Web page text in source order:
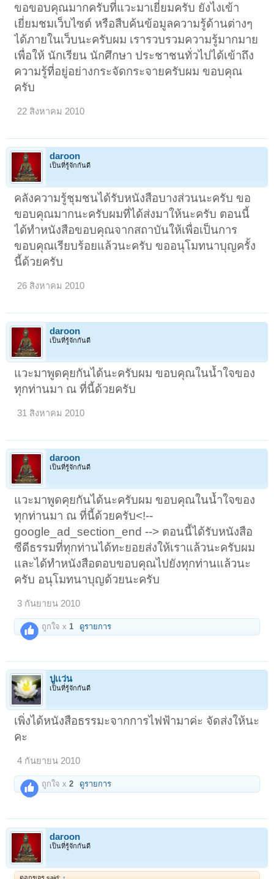
ขอขอบคุณมากครับที่แวะมาเยี่ยมครับ ยังไงเข้า
เยี่ยมชมเว็บไซต์ หรือสืบค้นข้อมูลความรู้ด้านต่างๆ
ได้ภายในเว็บนะครับผม เรารวบรวมความรู้มากมาย
เพื่อให้ นักเรียน นักศึกษา ประชาชนทั่วไปได้เข้าถึง
ความรู้ที่อยู่อย่างกระจัดกระจายครับผม ขอบคุณ
ครับ
22 สิงหาคม 2010
daroon
เป็นที่รู้จักกันดี
คลังความรู้ชุมชนได้รับหนังสือบางส่วนนะครับ ขอ
ขอบคุณมากนะครับผมที่ได้ส่งมาให้นะครับ ตอนนี้
ได้ทำหนังสือขอบคุณจากสถาบันให้เพื่อเป็นการ
ขอบคุณเรียบร้อยแล้วนะครับ ขออนุโมทนาบุญครั้ง
นี้ด้วยครับ
26 สิงหาคม 2010
daroon
เป็นที่รู้จักกันดี
แวะมาพูดคุยกันได้นะครับผม ขอบคุณในน้ำใจของ
ทุกท่านมา ณ ที่นี้ด้วยครับ
31 สิงหาคม 2010
daroon
เป็นที่รู้จักกันดี
แวะมาพูดคุยกันได้นะครับผม ขอบคุณในน้ำใจของ
ทุกท่านมา ณ ที่นี้ด้วยครับ<!--
google_ad_section_end --> ตอนนี้ได้รับหนังสือ
ซีดีธรรมที่ทุกท่านได้ทะยอยส่งให้เราแล้วนะครับผม
และได้ทำหนังสือตอบขอบคุณไปยังทุกท่านแล้วนะ
ครับ อนุโมทนาบุญด้วยนะครับ
3 กันยายน 2010
ถูกใจ x 1 ดูรายการ
ปูเเว่น
เป็นที่รู้จักกันดี
เพิ่งได้หนังสือธรรมะจากการไฟฟ้ามาค่ะ จัดส่งให้นะ
คะ
4 กันยายน 2010
ถูกใจ x2 ดูรายการ
daroon
เป็นที่รู้จักกันดี
ดอกขจร said: ↑